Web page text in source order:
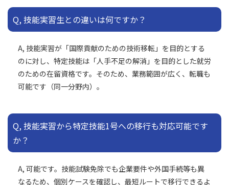
Q, 技能実習生との違いは何ですか？
A, 技能実習が「国際貢献のための技術移転」を目的とする
のに対し、特定技能は「人手不足の解消」を目的とした就労
のための在留資格です。そのため、業務範囲が広く、転職も
可能です（同一分野内）。
Q, 技能実習から特定技能1号への移行も対応可能です
か？
A, 可能です。技能試験免除でも企業要件や外国手続等も異
なるため、個別ケースを確認し、最短ルートで移行できるよ